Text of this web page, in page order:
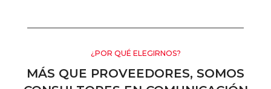
¿POR QUÉ ELEGIRNOS?
MÁS QUE PROVEEDORES, SOMOS